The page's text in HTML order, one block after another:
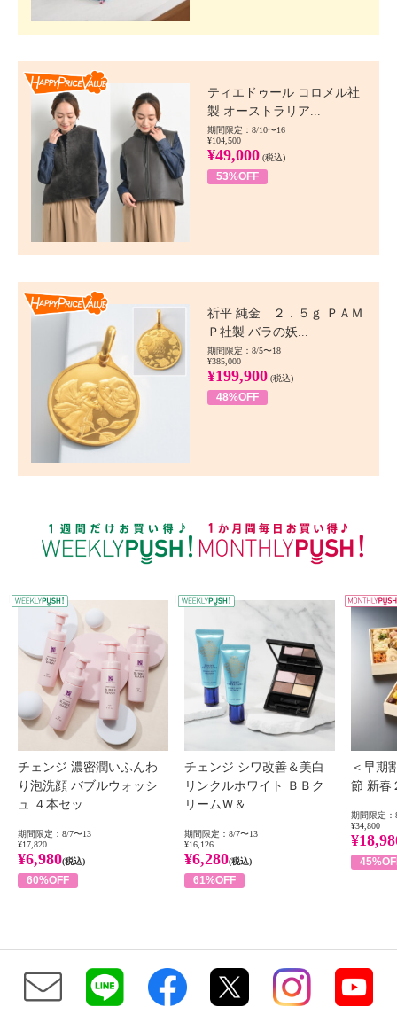
ティエドゥール コロメル社
製 オーストラリア...
期間限定：8/10〜16
¥104,500
¥49,000 (税込)
53%OFF
祈平 純金 ２．５ｇ ＰＡＭ
Ｐ社製 バラの妖...
期間限定：8/5〜18
¥385,000
¥199,900 (税込)
48%OFF
WEEKLY PUSH
チェンジ 濃密潤いふんわ
り泡洗顔 バブルウォッシ
ュ ４本セッ...
期間限定：8/7〜13
¥17,820
¥6,980(税込)
60%OFF
チェンジ シワ改善＆美白
リンクルホワイト ＢＢク
リームＷ＆...
期間限定：8/7〜13
¥16,126
¥6,280(税込)
61%OFF
＜早期
節 新春
期間限定：
¥34,800